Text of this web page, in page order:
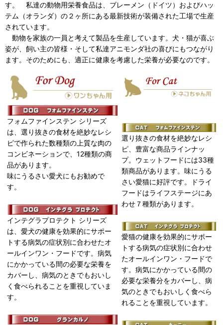
す。 私達の動物用栄養食品は、ブレーメン（ドイツ）およびハッ
テム（オランダ）の２ヶ所にある最新技術が装備された工場で生産
されています。
動物を家族の一員と考えて製品を生産しています。犬・猫が喜ぶ
姿が、飼い主の皆様・そして私達アニモンダ社の喜びにもつながり
ます。そのためにも、適正に健康を考慮した栄養が必要なのです。
フォムファインステン シリーズ
は、選り抜きの食材を絶妙なレシ
ピで作られた数種類の上質な肉の
コンビネーションで、12種類の商
品があります。
味にうるさい愛犬にもお勧めで
す。
インテグラプロテクト シリーズ
は、愛犬の健康を効果的にサポー
トする病気の症状別に合わせたオ
ールインワン・フードです。病気
にかかっている間の必要な栄養を
カバーし、病気のときでもおいし
く食べられることを重視していま
す。
選り抜きの食材を絶妙なレシ
ピ、豊富な商品ラインナッ
プ。ウェットフードには33種
類商品があります。味にうる
さい愛猫に好評です。ドライ
フードはライフステージにあ
わせ７種類があります。
愛猫の健康を効果的にサポー
トする病気の症状別に合わせ
たオールインワン・フードで
す。病気にかかっている間の
必要な栄養分をカバーし、病
気のときでもおいしく食べら
れることを重視しています。